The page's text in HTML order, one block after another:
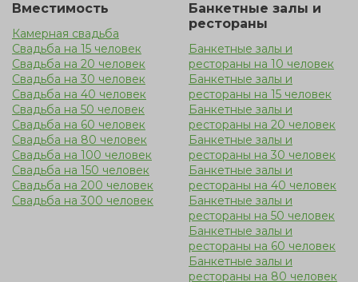
Вместимость
Камерная свадьба
Свадьба на 15 человек
Свадьба на 20 человек
Свадьба на 30 человек
Свадьба на 40 человек
Свадьба на 50 человек
Свадьба на 60 человек
Свадьба на 80 человек
Свадьба на 100 человек
Свадьба на 150 человек
Свадьба на 200 человек
Свадьба на 300 человек
Банкетные залы и
рестораны
Банкетные залы и
рестораны на 10 человек
Банкетные залы и
рестораны на 15 человек
Банкетные залы и
рестораны на 20 человек
Банкетные залы и
рестораны на 30 человек
Банкетные залы и
рестораны на 40 человек
Банкетные залы и
рестораны на 50 человек
Банкетные залы и
рестораны на 60 человек
Банкетные залы и
рестораны на 80 человек